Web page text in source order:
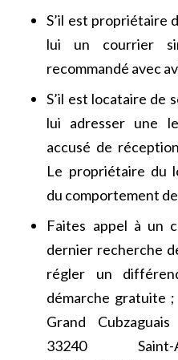
S’il est propriétaire
lui un courrier
recommandé avec
S’il est locataire de
lui adresser une
accusé de
Le propriétaire du
du comportement
Faites appel à un
dernier recherche
régler un
démarche gratuite
Grand
33240 Saint-